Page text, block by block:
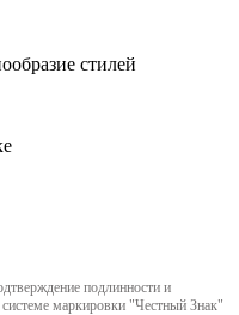
стилей
подлинности и
системе маркировки "Честный Знак"